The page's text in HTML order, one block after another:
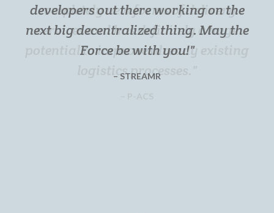
developers out there working on the
next big decentralized thing. May the
Force be with you!
STREAMR